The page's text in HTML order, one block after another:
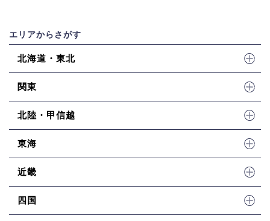
エリアからさがす
北海道・東北
関東
北陸・甲信越
東海
近畿
四国